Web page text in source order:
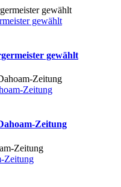
gewählt
gewählt
Zeitung
Zeitung
Zeitung